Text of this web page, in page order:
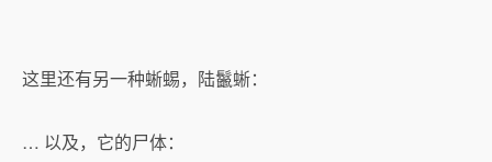
这里还有另一种蜥蜴，陆鬣蜥：
… 以及，它的尸体：